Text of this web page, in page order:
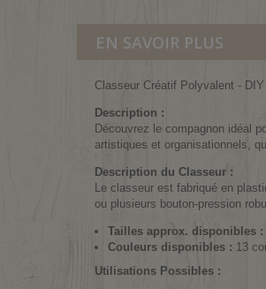
EN SAVOIR PLUS
Classeur Créatif Polyvalent -
Description :
Découvrez le compagnon idéal
artistiques et organisationnels,
Description du Classeur :
Le classeur est fabriqué en
ou plusieurs bouton-pression
Tailles approx. disponibles :
Couleurs disponibles : 13
Utilisations Possibles :